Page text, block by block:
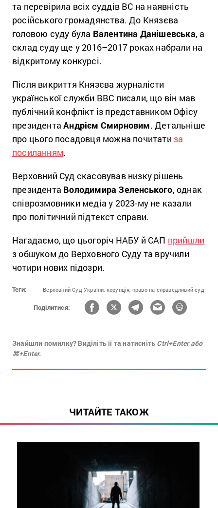
та перевірила всіх суддів ВС на наявність
російського громадянства. До Князєва
головою суду була Валентина Данішевська, а
склад суду ще у 2016–2017 роках набрали на
відкритому конкурсі.
Після викриття Князєва журналісти
української служби BBC писали, що він мав
публічний конфлікт із представником Офісу
президентаАндрієм Смирновим. Детальніше
про цього посадовця можна почитатиза
посиланням.
Верховний Суд скасовував низку рішень
президента Володимира Зеленського, однак
співрозмовники медіа у 2023-му не казали
про політичний підтекст справи.
Нагадаємо, що цьогоріч НАБУ й САП прийшли
з обшуком до Верховного Суду та вручили
чотири нових підозри.
Теги: Верховний Суд України, корупція, право на справедливий суд
Поділитися:
Знайшли помилку? Виділіть її та натисніть Ctrl+Enter або
⌘+Enter.
ЧИТАЙТЕ ТАКОЖ